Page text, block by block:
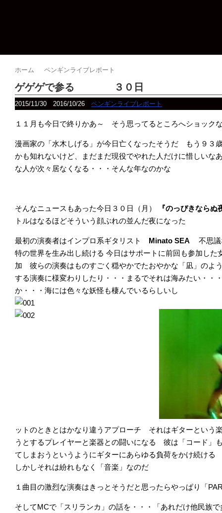
ホーム ペンギンライブレポート
ゲゲゲで参る ３０日
2015/11/30 2016/10/26 ペンギンライブレポート
１１月も今日で終りかあ～ そう思ってるところへショック
漫画家の「水木しげる」が今日亡くなったそうだ もう９３
かも知れないけど、まだまだ現役でやれた人だけに惜しいな
な人が次々居なくなる・・・そんな年なのかな
そんなニュースもあった今日３０日（月）
『のっぴきならぬ
トルはなるほどそういう顔ぶれの並んだ夜になった
最初の演奏者はインプロ系ギタリスト Minato SEA
不思
特の世界を生み出し続ける 今日はサポートに前回も参加した
加 彼らの演奏はものすごく穏やかでたおやかな「凪」のよ
する演奏に様変わりしたり・・・まるでそれは海みたい・・
か・・・海には色々な妖怪も棲んでいるらしいし
ットのときとはかなり違うアプローチ それはギターという
うとするプレイヤーと楽器との闘いになる 彼は「コード」
てしまおうというようにギターにあらゆる負荷をかけ続け
しかしそれは紛れもなく「音楽」なのだ
１曲目の激烈な演奏はきっとそうだと思ったらやっぱり「
そしてMCで「スリランカ」の話を・・・「あれだけ他民族